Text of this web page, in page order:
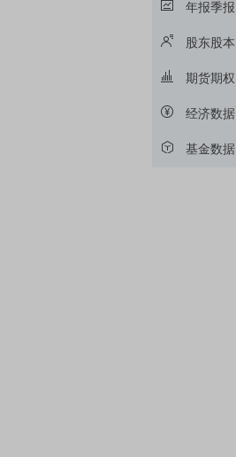
年报季报
股东股本
期货期权
经济数据
基金数据